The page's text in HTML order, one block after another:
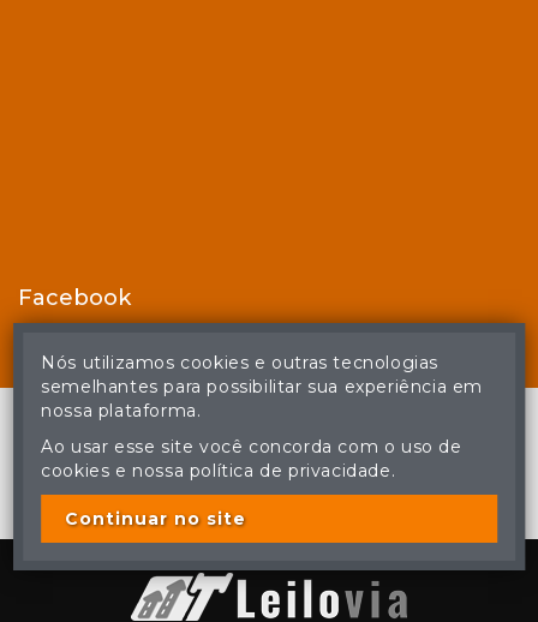
Facebook
© Casa de Leilões - Todos os direitos reservados
A cópia ou reprodução não autorizada do conteúdo deste site
poderá acarretar em penas previstas em lei.
Nós utilizamos cookies e outras tecnologias
semelhantes para possibilitar sua experiência em
nossa plataforma.
Ao usar esse site você concorda com o uso de
cookies e nossa política de privacidade.
Continuar no site